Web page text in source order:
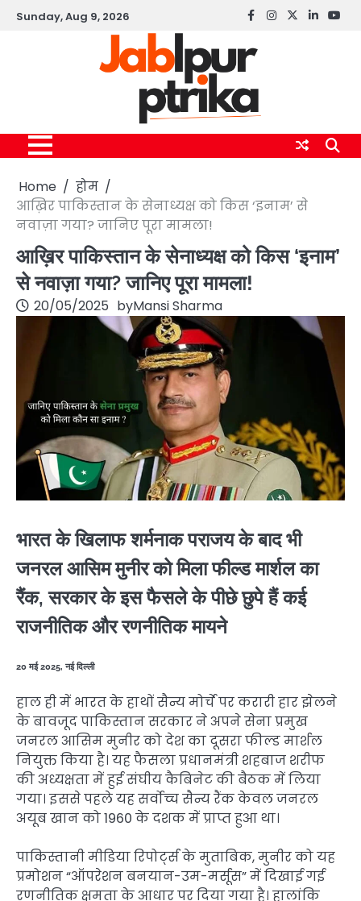
SkipSunday, Aug 9, 2026 Facebook
instagram
twitterlinkedin
Home
होम
आख़िर पाकिस्तान के सेनाध्यक्ष को किस ‘इनाम’ से
नवाज़ा गया? जानिए पूरा मामला!
आख़िर पाकिस्तान के सेनाध्यक्ष को किस ‘इनाम’
से नवाज़ा गया? जानिए पूरा मामला!
20/05/2025 byMansi Sharma
भारत के खिलाफ शर्मनाक पराजय के बाद भी
जनरल आसिम मुनीर को मिला फील्ड मार्शल का
रैंक, सरकार के इस फैसले के पीछे छुपे हैं कई
राजनीतिक और रणनीतिक मायने
20 मई 2025, नई दिल्ली
हाल ही में भारत के हाथों सैन्य मोर्चे पर करारी हार झेलने
के बावजूद पाकिस्तान सरकार ने अपने सेना प्रमुख
जनरल आसिम मुनीर को देश का दूसरा फील्ड मार्शल
नियुक्त किया है। यह फैसला प्रधानमंत्री शहबाज शरीफ
की अध्यक्षता में हुई संघीय कैबिनेट की बैठक में लिया
गया। इससे पहले यह सर्वोच्च सैन्य रैंक केवल जनरल
अयूब खान को 1960 के दशक में प्राप्त हुआ था।
पाकिस्तानी मीडिया रिपोर्ट्स के मुताबिक, मुनीर को यह
प्रमोशन “ऑपरेशन बनयान-उम-मर्सूस” में दिखाई गई
रणनीतिक क्षमता के आधार पर दिया गया है। हालांकि